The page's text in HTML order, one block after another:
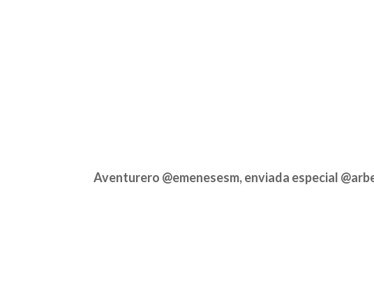
Aventurero @emenesesm, enviada especial